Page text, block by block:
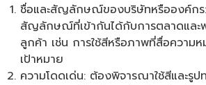
ชื่อและสัญลักษณ์ของบริษัทหรือองค์กร:
สัญลักษณ์ที่เข้ากันได้กับการตลาดแล
ลูกค้า เช่น การใช้สีหรือภาพที่สื่อความ
เป้าหมาย
ความโดดเด่น: ต้องพิจารณาใช้สีและรู